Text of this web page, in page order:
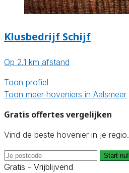
Klusbedrijf Schijf
Op 2.1 km afstand
Toon profiel
Toon meer hoveniers in Aalsmeer
Gratis offertes vergelijken
Vind de beste hovenier in je regio.
Start nu!
Gratis - Vrijblijvend